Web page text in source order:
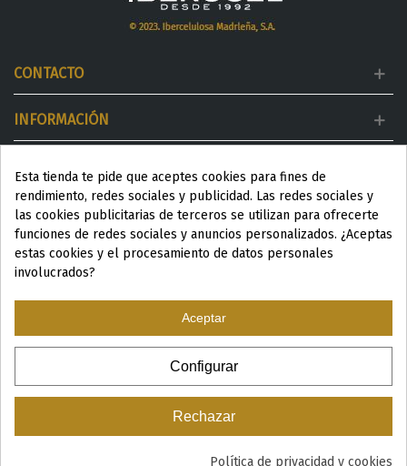
CONTACTO
INFORMACIÓN
DESTACADOS
ESP|ENG
© 2024 Productos Wellness para Spa y Centros de estética
Esta tienda te pide que aceptes cookies para fines de
rendimiento, redes sociales y publicidad. Las redes sociales y
las cookies publicitarias de terceros se utilizan para ofrecerte
funciones de redes sociales y anuncios personalizados. ¿Aceptas
estas cookies y el procesamiento de datos personales
involucrados?
Aceptar
Configurar
Rechazar
Política de privacidad y cookies